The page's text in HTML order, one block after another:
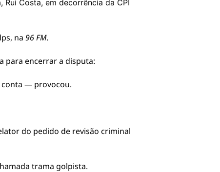
Rui Costa, em decorrência da CPI
na 96 FM.
para encerrar a disputa:
conta — provocou.
do pedido de revisão criminal
trama golpista.